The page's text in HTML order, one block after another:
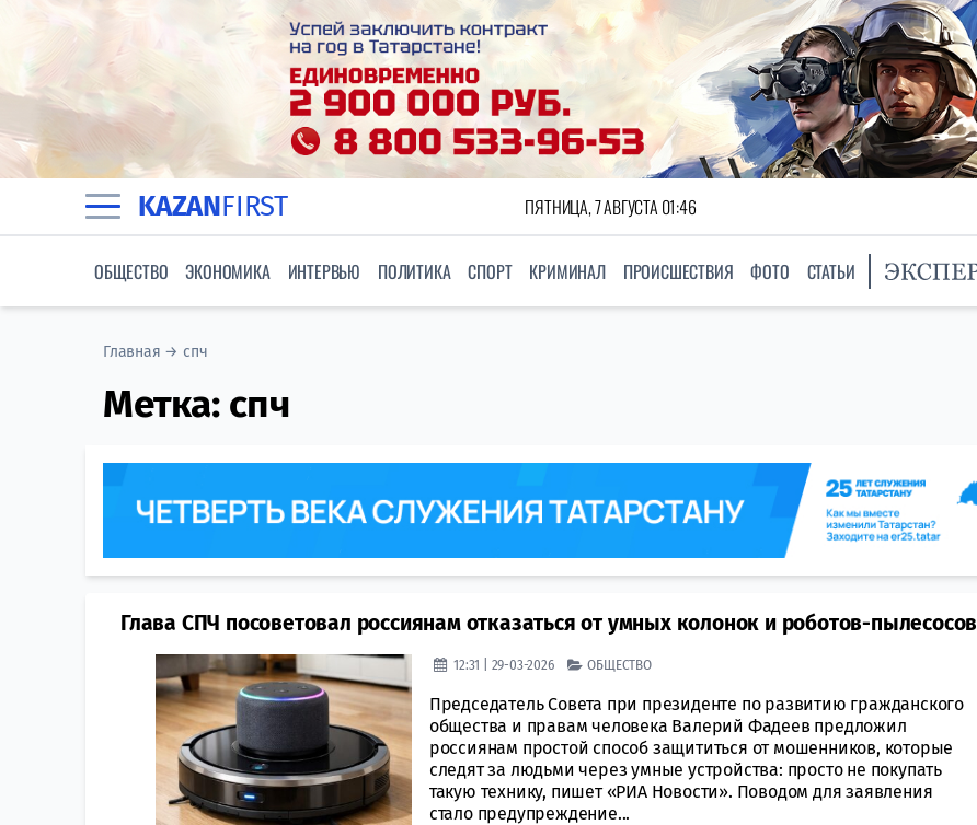
KAZANFIRST ПЯТНИЦА, 7 АВГУСТА 01:46
ОБЩЕСТВО ЭКОНОМИКА ИНТЕРВЬЮ ПОЛИТИКА СПОРТ КРИМИНАЛ ПРОИСШЕСТВИЯ ФОТО СТАТЬИ
Главная → спч
Метка: спч
Глава СПЧ посоветовал россиянам отказаться от умных колонок и роботов-пылесосов
12:31 | 29-03-2026 ОБЩЕСТВО
Председатель Совета при президенте по развитию гражданского
общества и правам человека Валерий Фадеев предложил
россиянам простой способ защититься от мошенников, которые
следят за людьми через умные устройства: просто не покупать
такую технику, пишет «РИА Новости». Поводом для заявления
стало предупреждение...